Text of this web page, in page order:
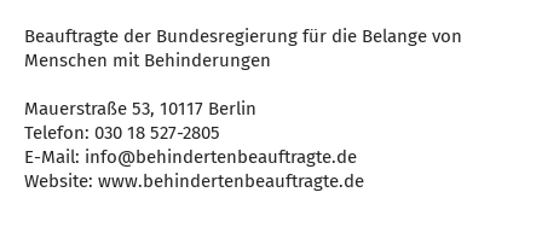
Beauftragte der Bundesregierung für die Belange von
Menschen mit Behinderungen
Mauerstraße 53, 10117 Berlin
Telefon: 030 18 527-2805
E-Mail: info@behindertenbeauftragte.de
Website: www.behindertenbeauftragte.de